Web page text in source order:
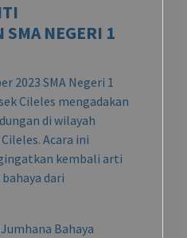
SMA NEGERI 1
2023 SMA Negeri 1
Cileles mengadakan
di wilayah
Acara ini
kembali arti
dari
Bahaya